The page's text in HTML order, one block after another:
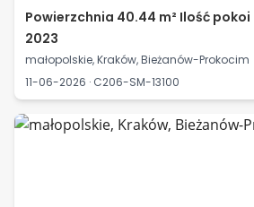
Powierzchnia 40.44 m² Ilość pokoi
2023
małopolskie, Kraków, Bieżanów-Prokocim
11-06-2026 · C206-SM-13100